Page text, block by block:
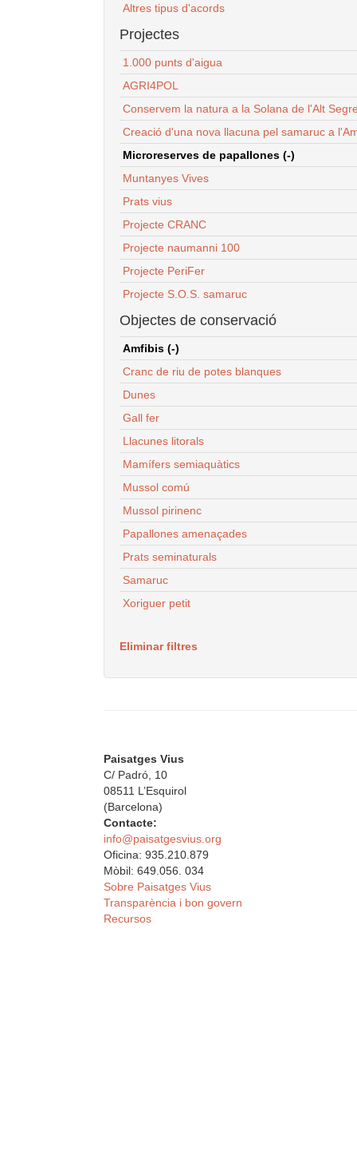
Altres tipus d'acords
Projectes
1.000 punts d'aigua
AGRI4POL
Conservem la natura a la Solana de l'Alt
Creació d'una nova llacuna pel samaruc a
Microreserves de papallones (-)
Muntanyes Vives
Prats vius
Projecte CRANC
Projecte naumanni 100
Projecte PeriFer
Projecte S.O.S. samaruc
Objectes de conservació
Amfibis (-)
Cranc de riu de potes blanques
Dunes
Gall fer
Llacunes litorals
Mamífers semiaquàtics
Mussol comú
Mussol pirinenc
Papallones amenaçades
Prats seminaturals
Samaruc
Xoriguer petit
Eliminar filtres
Paisatges Vius
C/ Padró, 10
08511 L’Esquirol
(Barcelona)
Contacte:
info@paisatgesvius.org
Oficina: 935.210.879
Mòbil: 649.056. 034
Sobre Paisatges Vius
Transparència i bon govern
Recursos